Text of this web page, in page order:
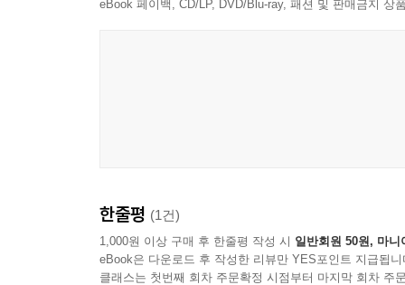
수용을 방해하는 약점·결함이 된다는 통찰을 제시
변증법은 말하자면 체조다. 체조를 통해서 자기
몸은 그 구조를 전제로 움직인다. 또한 구조를 알
었던 것을 발견해 자각하는 것이 바로 변증법이라
근대 철학이 시작된 것이다. 스콜라 철학을 비판
받아들였으면 한다.
eBook 페이백, CD/LP, DVD/Blu-ray, 패션 및 판매금지 상
한줄평 (1건)
1,000원 이상 구매 후 한줄평 작성 시 일반회원 50원, 마니
eBook은 다운로드 후 작성한 리뷰만 YES포인트 지급됩니
클래스는 첫번째 회차 주문확정 시점부터 마지막 회차 주